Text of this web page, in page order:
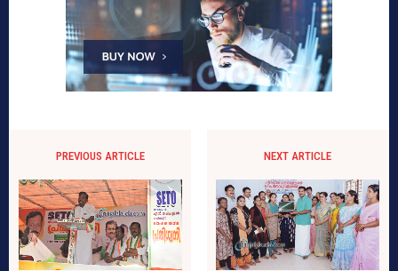
PREVIOUS ARTICLE NEXT ARTICLE